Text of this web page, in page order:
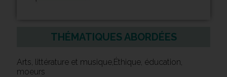
THÉMATIQUES ABORDÉES
Arts, littérature et musique,Éthique, éducation,
moeurs